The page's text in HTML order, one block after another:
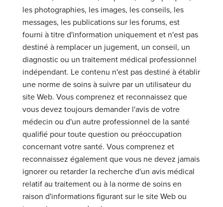
les photographies, les images, les conseils, les
messages, les publications sur les forums, est
fourni à titre d'information uniquement et n'est pas
destiné à remplacer un jugement, un conseil, un
diagnostic ou un traitement médical professionnel
indépendant. Le contenu n'est pas destiné à établir
une norme de soins à suivre par un utilisateur du
site Web. Vous comprenez et reconnaissez que
vous devez toujours demander l'avis de votre
médecin ou d'un autre professionnel de la santé
qualifié pour toute question ou préoccupation
concernant votre santé. Vous comprenez et
reconnaissez également que vous ne devez jamais
ignorer ou retarder la recherche d'un avis médical
relatif au traitement ou à la norme de soins en
raison d'informations figurant sur le site Web ou